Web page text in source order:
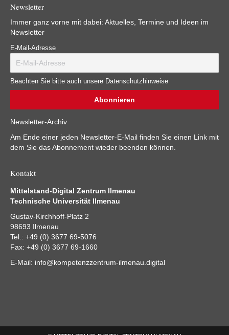
Newsletter
Immer ganz vorne mit dabei: Aktuelles, Termine und Ideen im
Newsletter
E-Mail-Adresse
Beachten Sie bitte auch unsere Datenschutzhinweise
Newsletter-Archiv
Am Ende einer jeden Newsletter-E-Mail finden Sie einen Link mit
dem Sie das Abonnement wieder beenden können.
Kontakt
Mittelstand-Digital Zentrum Ilmenau
Technische Universität Ilmenau
Gustav-Kirchhoff-Platz 2
98693 Ilmenau
Tel.: +49 (0) 3677 69-5076
Fax: +49 (0) 3677 69-1660
E-Mail: info@kompetenzzentrum-ilmenau.digital